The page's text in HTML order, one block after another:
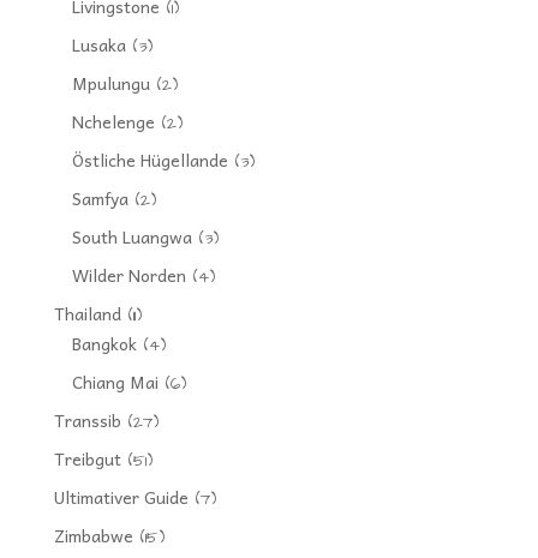
Livingstone (1)
Lusaka(3)
Mpulungu(2)
Nchelenge (2)
Östliche Hügellande (3)
Samfya(2)
South Luangwa(3)
Wilder Norden (4)
Thailand(11)
Bangkok(4)
Chiang Mai (6)
Transsib (27)
Treibgut(51)
Ultimativer Guide (7)
Zimbabwe (15)